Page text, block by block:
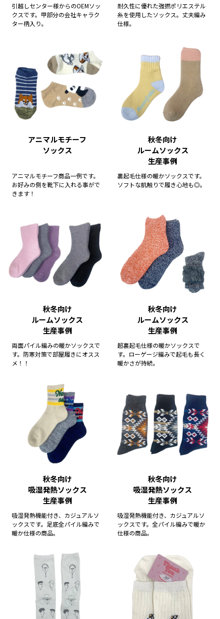
東京都「経営革新計画」認定のお知らせ
NIKE商材取り扱い開始のお知らせ
2023/06/15
PUMA ラップタオル販売開始のお知らせ
2023/06/02
2023/05/10
2023/04/18
PUMA SUPER COOL TOWEL 2023SS新商品販売開始のお知らせ
引越しセンター様からのOEMソッ
クスです。甲部分の会社キャラク
ター柄入り。
耐久性に優れた強撚ポリエステル
糸を使用したソックス。丈夫編み
仕様。
アニマルモチーフ
ソックス
アニマルモチーフ商品一例です。
お好みの側を靴下に入れる事がで
きます！
秋冬向け
ルームソックス
生産事例
裏起毛仕様の暖かソックスです。
ソフトな肌触りで履き心地も◎。
秋冬向け
ルームソックス
生産事例
両面パイル編みの暖かソックスで
す。防寒対策で部屋履きにオスス
メ！！
秋冬向け
ルームソックス
生産事例
超裏起毛仕様の暖かソックスで
す。ローゲージ編みで起毛も長く
暖かさが持続。
秋冬向け
吸湿発熱ソックス
生産事例
吸湿発熱機能付き、カジュアルソ
ックスです。足底全パイル編みで
暖か仕様の商品。
秋冬向け
吸湿発熱ソックス
生産事例
吸湿発熱機能付き、カジュアルソ
ックスです。全パイル編みで暖か
仕様の商品。